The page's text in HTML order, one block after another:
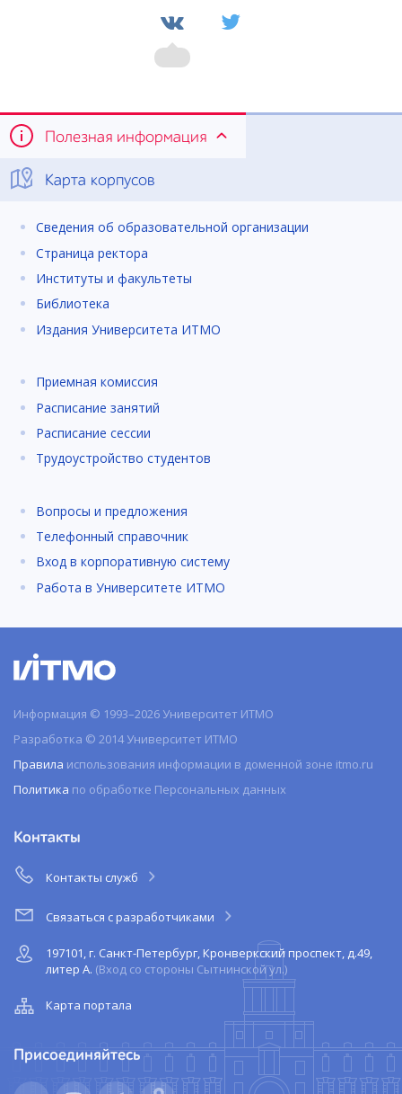
Полезная информация
Карта корпусов
Сведения об образовательной организации
Страница ректора
Институты и факультеты
Библиотека
Издания Университета ИТМО
Приемная комиссия
Расписание занятий
Расписание сессии
Трудоустройство студентов
Вопросы и предложения
Телефонный справочник
Вход в корпоративную систему
Работа в Университете ИТМО
Информация © 1993–2026 Университет ИТМО
Разработка © 2014 Университет ИТМО
Правила использования информации в доменной зоне itmo.ru
Политика по обработке Персональных данных
Контакты
Контакты служб
Связаться с разработчиками
197101, г. Санкт-Петербург, Кронверкский проспект, д.49,
литер А. (Вход со стороны Сытнинской ул.)
Карта портала
Присоединяйтесь